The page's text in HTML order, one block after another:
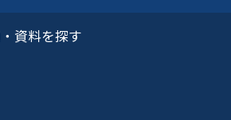
資料を探す